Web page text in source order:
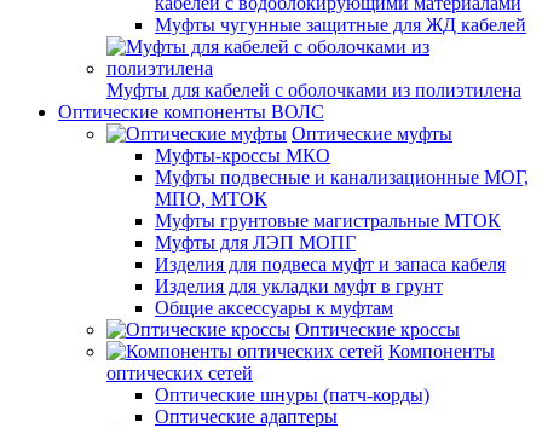
Муфты чугунные защитные для ЖД кабелей
Муфты для кабелей с оболочками из полиэтилена
Оптические компоненты ВОЛС
Оптические муфты
Муфты-кроссы МКО
Муфты подвесные и канализационные МОГ,
МПО, МТОК
Муфты грунтовые магистральные МТОК
Муфты для ЛЭП МОПГ
Изделия для подвеса муфт и запаса кабеля
Изделия для укладки муфт в грунт
Общие аксессуары к муфтам
Оптические кроссы
Компоненты
оптических сетей
Оптические шнуры (патч-корды)
Оптические адаптеры